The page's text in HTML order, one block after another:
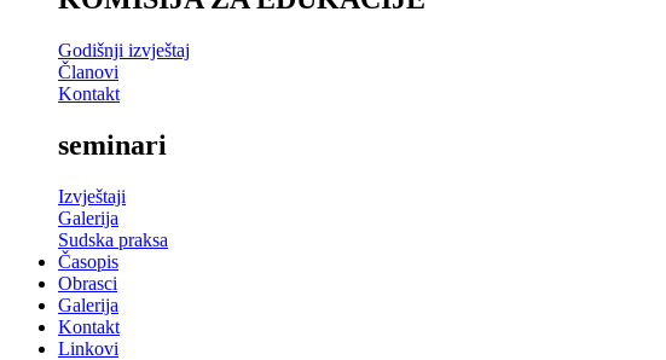
Godišnji izvještaj
Članovi
Kontakt
seminari
Izvještaji
Galerija
Sudska praksa
Časopis
Obrasci
Galerija
Kontakt
Linkovi